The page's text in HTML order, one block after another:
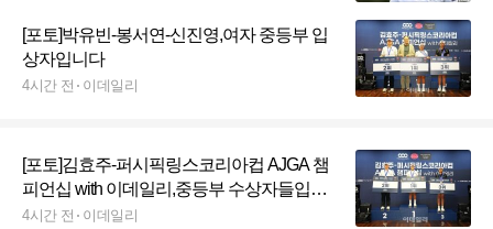
[포토]박유빈-봉서연-신진영,여자 중등부 입
상자입니다
4시간 전 이데일리
[포토]김효주-퍼시픽링스코리아컵 AJGA 챔
피언십 with 이데일리,중등부 수상자들입니
다
4시간 전 이데일리